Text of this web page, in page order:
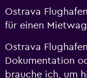
Ostrava
für einen
Ostrava
Dokumentation
brauche ich, um